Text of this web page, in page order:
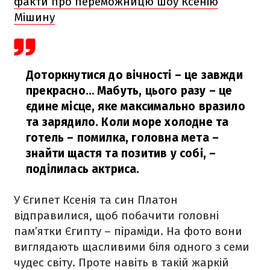
Мішину
Доторкнутися до вічності – це завжди
прекрасно… Мабуть, цього разу – це
єдине місце, яке максимально вразило
та зарядило. Коли море холодне та
готель – помилка, головна мета –
знайти щастя та позитив у собі, –
поділилась актриса.
У Єгипет Ксенія та син Платон
відправилися, щоб побачити головні
пам’ятки Єгипту – піраміди. На фото вони
виглядають щасливими біля одного з семи
чудес світу. Проте навіть в такій жаркій